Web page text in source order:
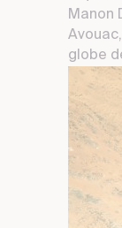
Manon
globe